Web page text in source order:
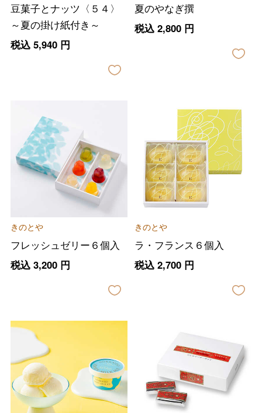
豆菓子とナッツ〈５４〉
～夏の掛け紙付き～
税込 5,940円
夏のやなぎ撰
税込 2,800円
きのとや
フレッシュゼリー６個入
税込 3,200円
きのとや
ラ・フランス６個入
税込 2,700円